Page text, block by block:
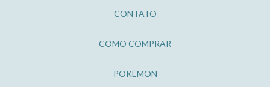
CONTATO
COMO COMPRAR
POKÉMON